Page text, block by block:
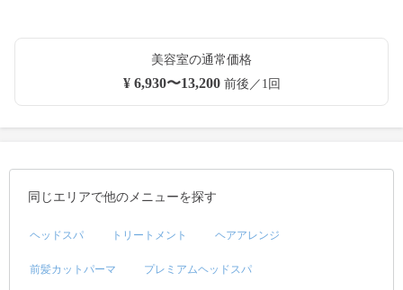
美容室の通常価格
¥ 6,930〜13,200前後／1回
同じエリアで他のメニューを探す
ヘッドスパ トリートメント ヘアアレンジ
前髪カットパーマ プレミアムヘッドスパ